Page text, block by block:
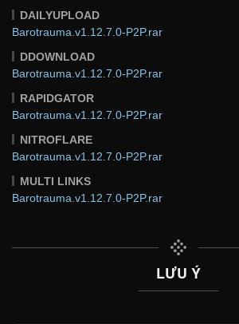
DAILYUPLOAD
Barotrauma.v1.12.7.0-P2P.rar
DDOWNLOAD
Barotrauma.v1.12.7.0-P2P.rar
RAPIDGATOR
Barotrauma.v1.12.7.0-P2P.rar
NITROFLARE
Barotrauma.v1.12.7.0-P2P.rar
MULTI LINKS
Barotrauma.v1.12.7.0-P2P.rar
LƯU Ý